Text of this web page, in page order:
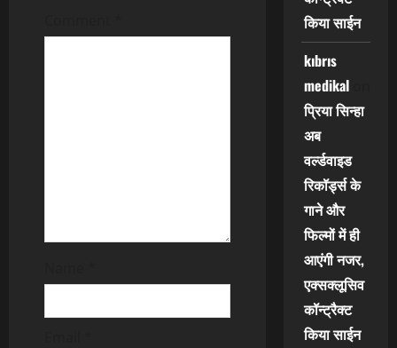
किया साईन
kıbrıs
medikalon
प्रिया सिन्हा
अब
वर्ल्डवाइड
रिकॉर्ड्स के
गाने और
फिल्मों में ही
आएंगी नजर,
एक्सक्लूसिव
कॉन्ट्रैक्ट
किया साईन